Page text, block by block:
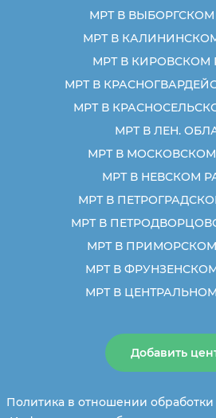
МРТ В
МРТ В
МРТ В КИРОВСКОМ
МРТ В
МРТ В
МРТ В ЛЕН.
МРТ В
МРТ В НЕВСКОМ
МРТ В
МРТ В
МРТ В
МРТ В
МРТ В
Добавить
Политика в отношении